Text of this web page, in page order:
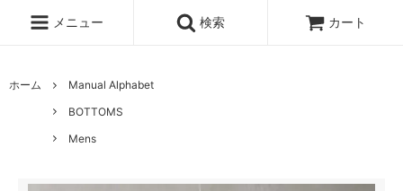
メニュー 検索 カート
ホーム
Manual Alphabet
BOTTOMS
Mens